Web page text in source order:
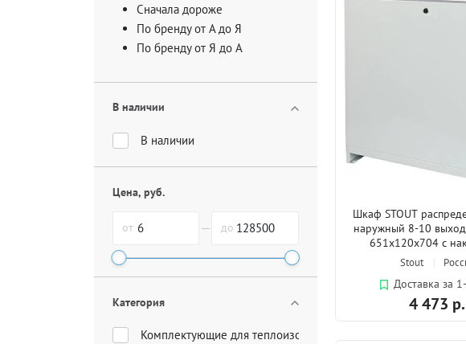
Сначала дороже
По бренду от А до Я
По бренду от Я до А
В наличии
В наличии
Цена, руб.
от до
Категория
Комплектующие для теплоизоляции
Шкаф STOUT
наружный 8-10
651х120х704 с
дверцей
Stout
Доставка за
4 473 р.